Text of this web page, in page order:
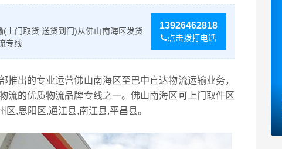
13926462818
点击拨打电话
上门取货 送货到门)从佛山南海区发货
专线
推出的专业运营佛山南海区至巴中直达物流运输业务，
流的优质物流品牌专线之一。佛山南海区可上门取件区
,恩阳区,通江县,南江县,平昌县。